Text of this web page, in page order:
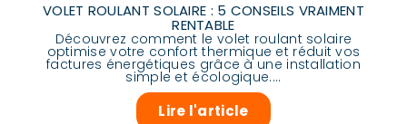
VOLET ROULANT SOLAIRE : 5 CONSEILS VRAIMENT
RENTABLE
Découvrez comment le volet roulant solaire
optimise votre confort thermique et réduit vos
factures énergétiques grâce à une installation
simple et écologique....
Lire l'article